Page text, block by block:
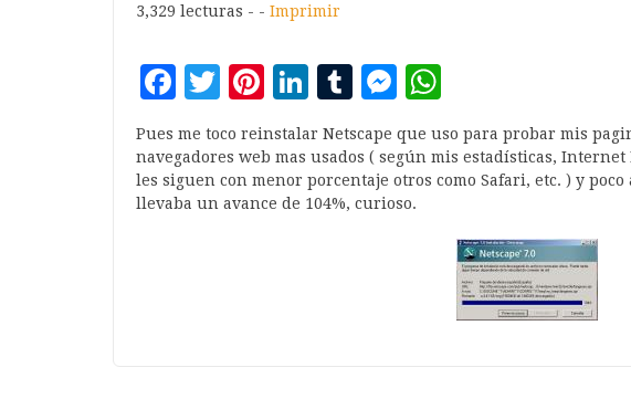
3,329 lecturas - - Imprimir
Facebook
Twitter
Pinterest
LinkedIn
Tumblr
Messenger
Pues me toco reinstalar Netscape que uso para probar mis
navegadores web mas usados ( según mis estadísticas,
les siguen con menor porcentaje otros como Safari, etc. ) y
llevaba un avance de 104%, curioso.